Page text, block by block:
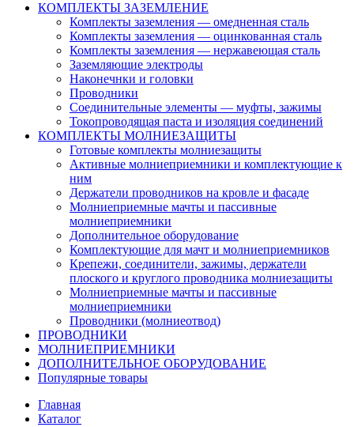
КОМПЛЕКТЫ ЗАЗЕМЛЕНИЕ
Комплекты заземления — омедненная сталь
Комплекты заземления — оцинкованная сталь
Комплекты заземления — нержавеющая сталь
Заземляющие электроды
Наконечнки и головки
Проводники
Соединительные элементы — муфты, зажимы
Токопроводящая паста и изоляция соединений
КОМПЛЕКТЫ МОЛНИЕЗАЩИТЫ
Готовые комплекты молниезащиты
Активные молниеприемники и комплектующие к
ним
Держатели проводников на кровле и фасаде
Молниеприемные мачты и пассивные
молниеприемники
Дополнительное оборудование
Комплектующие для мачт и молниеприемников
Крепежи, соединители, зажимы, держатели
плоского и круглого проводника молниезащиты
Молниеприемные мачты и пассивные
молниеприемники
Проводники (молниеотвод)
ПРОВОДНИКИ
МОЛНИЕПРИЕМНИКИ
ДОПОЛНИТЕЛЬНОЕ ОБОРУДОВАНИЕ
Популярные товары
Главная
Каталог